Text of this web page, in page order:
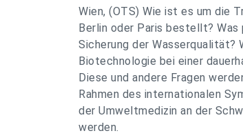
Wien, (OTS) Wie ist es um die
Berlin oder Paris bestellt? Was
Sicherung der
Biotechnologie bei einer
Diese und andere Fragen
Rahmen des internationalen
der Umweltmedizin an der
werden.